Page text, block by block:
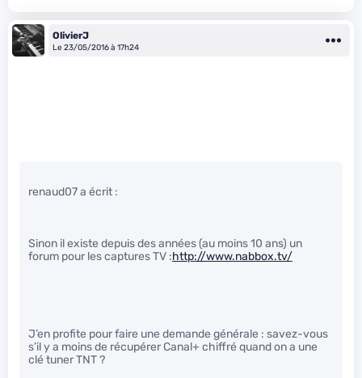
OlivierJ
Le 23/05/2016 à 17h24
renaud07 a écrit :
Sinon il existe depuis des années (au moins 10 ans) un
forum pour les captures TV :http://www.nabbox.tv/
J’en profite pour faire une demande générale : savez-vous
s’il y a moins de récupérer Canal+ chiffré quand on a une
clé tuner TNT ?